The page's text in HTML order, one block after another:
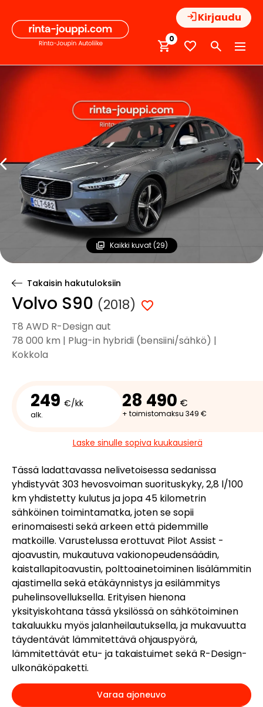
sisältöön
Kirjaudu
0
Kaikki kuvat (29)
Takaisin hakutuloksiin
Volvo S90 (2018)
T8 AWD R-Design aut
78 000 km | Plug-in hybridi (bensiini/sähkö) |
Kokkola
249 €/kk
alk.
28 490 €
+ toimistomaksu 349 €
Laske sinulle sopiva kuukausierä
Tässä ladattavassa nelivetoisessa sedanissa
yhdistyvät 303 hevosvoiman suorituskyky, 2,8 l/100
km yhdistetty kulutus ja jopa 45 kilometrin
sähköinen toimintamatka, joten se sopii
erinomaisesti sekä arkeen että pidemmille
matkoille. Varustelussa erottuvat Pilot Assist -
ajoavustin, mukautuva vakionopeudensäädin,
kaistallapitoavustin, polttoainetoiminen lisälämmitin
ajastimella sekä etäkäynnistys ja esilämmitys
puhelinsovelluksella. Erityisen hienona
yksityiskohtana tässä yksilössä on sähkötoiminen
takaluukku myös jalanheilautuksella, ja mukavuutta
täydentävät lämmitettävä ohjauspyörä,
lämmitettävät etu- ja takaistuimet sekä R-Design-
ulkonäköpaketti.
Varaa ajoneuvo